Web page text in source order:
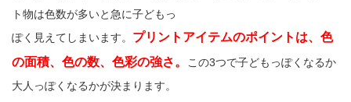
ト物は色数が多いと急に子どもっ
ぽく見えてしまいます。 プリントアイテムのポイントは、色
の面積、色の数、色彩の強さ。 この3つで子どもっぽくなるか
大人っぽくなるかが決まります。